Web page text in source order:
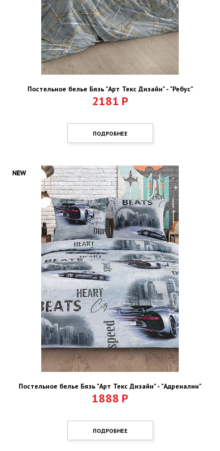
Постельное белье Бязь "Арт Текс Дизайн" - "Ребус"
2181 Р
ПОДРОБНЕЕ
Постельное белье Бязь "Арт Текс Дизайн" - "Адреналин"
1888 Р
ПОДРОБНЕЕ